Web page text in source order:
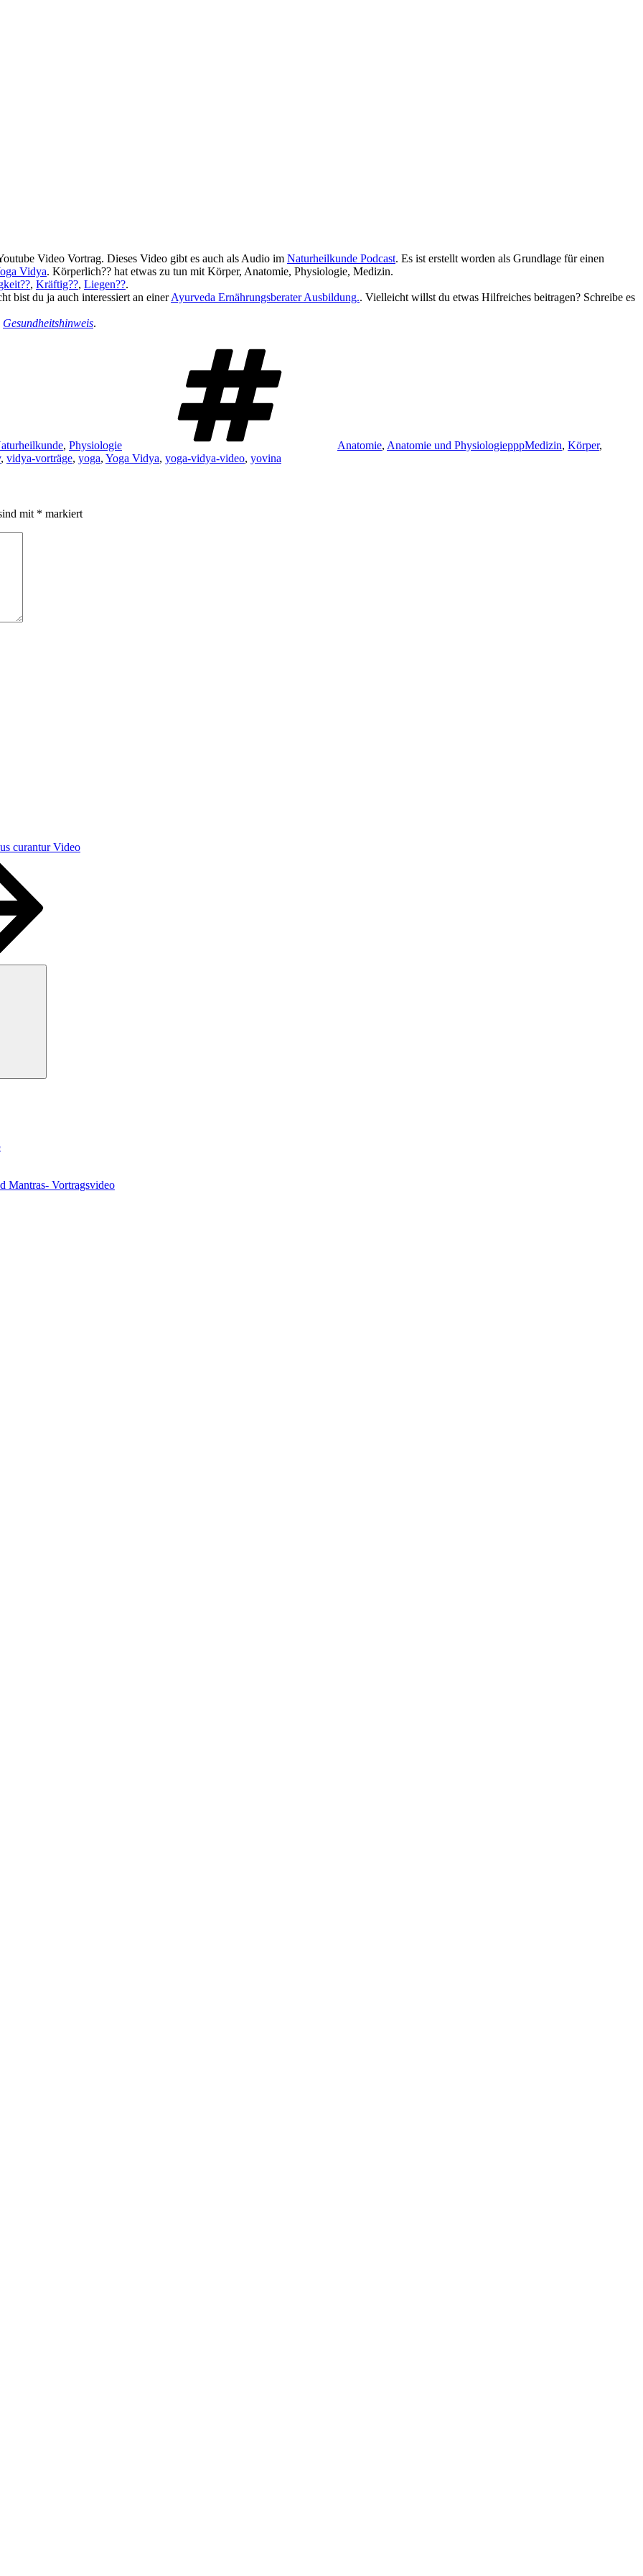
Video Vortrag. Dieses Video gibt es auch als Audio im Naturheilkunde Podcast. Es ist erstellt worden als Grundlage für einen
Vidya. Körperlich?? hat etwas zu tun mit Körper, Anatomie, Physiologie, Medizin.
, Kräftig??, Liegen??.
bist du ja auch interessiert an einerAyurveda Ernährungsberater Ausbildung.. Vielleicht willst du etwas Hilfreiches beitragen? Schreibe es
Gesundheitshinweis.
, Physiologie Anatomie, Anatomie und PhysiologiepppMedizin, Körper,
, vidya-vorträge, yoga, Yoga Vidya, yoga-vidya-video, yovina
mit * markiert
curantur Video
Mantras- Vortragsvideo